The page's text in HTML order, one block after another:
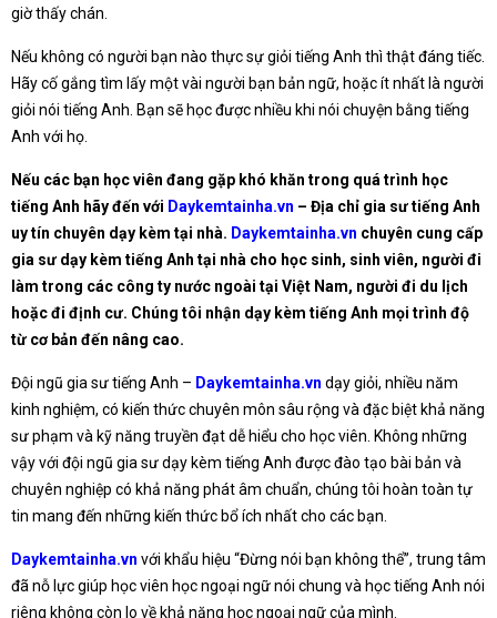
giờ thấy chán.
Nếu không có người bạn nào thực sự giỏi tiếng Anh thì thật đáng tiếc.
Hãy cố gắng tìm lấy một vài người bạn bản ngữ, hoặc ít nhất là người
giỏi nói tiếng Anh. Bạn sẽ học được nhiều khi nói chuyện bằng tiếng
Anh với họ.
Nếu các bạn học viên đang gặp khó khăn trong quá trình học
tiếng Anh hãy đến với Daykemtainha.vn – Địa chỉ gia sư tiếng Anh
uy tín chuyên dạy kèm tại nhà. Daykemtainha.vn chuyên cung cấp
gia sư dạy kèm tiếng Anh tại nhà cho học sinh, sinh viên, người đi
làm trong các công ty nước ngoài tại Việt Nam, người đi du lịch
hoặc đi định cư. Chúng tôi nhận dạy kèm tiếng Anh mọi trình độ
từ cơ bản đến nâng cao.
Đội ngũ gia sư tiếng Anh – Daykemtainha.vn dạy giỏi, nhiều năm
kinh nghiệm, có kiến thức chuyên môn sâu rộng và đặc biệt khả năng
sư phạm và kỹ năng truyền đạt dễ hiểu cho học viên. Không những
vậy với đội ngũ gia sư dạy kèm tiếng Anh được đào tạo bài bản và
chuyên nghiệp có khả năng phát âm chuẩn, chúng tôi hoàn toàn tự
tin mang đến những kiến thức bổ ích nhất cho các bạn.
Daykemtainha.vn với khẩu hiệu “Đừng nói bạn không thể”, trung tâm
đã nỗ lực giúp học viên học ngoại ngữ nói chung và học tiếng Anh nói
riêng không còn lo về khả năng học ngoại ngữ của mình.